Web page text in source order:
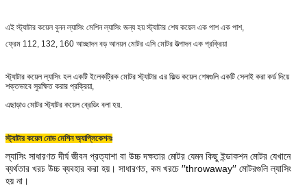
এই স্ট্যাটার কয়েল বুনন ল্যাসিং মেশিন ল্যাসিং জন্য হয় স্ট্যাটার শেষ কয়েল এক পাশ এক পাশ,
ফ্রেম 112, 132, 160 আচ্ছাদন বড় আনয়ন মোটর এসি মোটর উত্পাদন এক প্রক্রিয়া
স্ট্যাটার কয়েল ল্যাসিং হল একটি ইলেকট্রিক মোটর স্ট্যাটার এর ফিল্ড কয়েল শেষগুলি একটি সেলাই করা কর্ড দিয়ে
শক্তভাবে সুরক্ষিত করার প্রক্রিয়া,
এছাড়াও মোটর স্ট্যাটর কয়েল ব্রেডিং বলা হয়.
স্ট্যাটার কয়েল নোড মেশিন অ্যাপ্লিকেশনঃ
ল্যাসিং সাধারণত দীর্ঘ জীবন প্রত্যাশা বা উচ্চ দক্ষতার মোটর যেমন কিছু ইন্ডাকশন মোটর যেখানে
ব্যর্থতার খরচ উচ্চ ব্যবহার করা হয়। সাধারণত, কম খরচে ′′throwaway′′ মোটরগুলি ল্যাসিং
হয় না।